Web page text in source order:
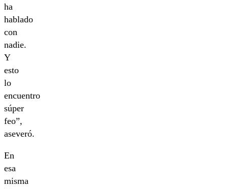
ha
hablado
con
nadie.
Y
esto
lo
encuentro
súper
feo”,
aseveró.
En
esa
misma